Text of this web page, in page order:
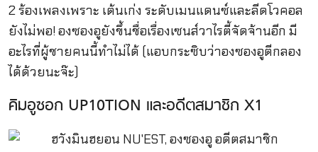
2 ร้องเพลงเพราะ เต้นเก่ง ระดับเมนแดนซ์และลีดโวคอล
ยังไม่พอ! องซองอูยังขึ้นชื่อเรื่องเซนส์วาไรตี้จัดจ้านอีก มี
อะไรที่ผู้ชายคนนี้ทำไม่ได้ (แอบกระซิบว่าองซองอูตีกลอง
ได้ด้วยนะจ๊ะ)
คิมอูซอก UP10TION และอดีตสมาชิก X1